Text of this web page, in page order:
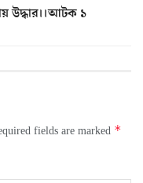
উদ্ধার।।আটক ১
fields are marked *